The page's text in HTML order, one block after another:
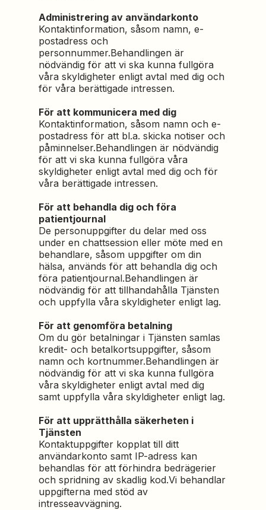
Administrering av användarkonto
Kontaktinformation, såsom namn, e-
postadress och
personnummer.Behandlingen är
nödvändig för att vi ska kunna fullgöra
våra skyldigheter enligt avtal med dig och
för våra berättigade intressen.
För att kommunicera med dig
Kontaktinformation, såsom namn och e-
postadress för att bl.a. skicka notiser och
påminnelser.Behandlingen är nödvändig
för att vi ska kunna fullgöra våra
skyldigheter enligt avtal med dig och för
våra berättigade intressen.
För att behandla dig och föra
patientjournal
De personuppgifter du delar med oss
under en chattsession eller möte med en
behandlare, såsom uppgifter om din
hälsa, används för att behandla dig och
föra patientjournal.Behandlingen är
nödvändig för att tillhandahålla Tjänsten
och uppfylla våra skyldigheter enligt lag.
För att genomföra betalning
Om du gör betalningar i Tjänsten samlas
kredit- och betalkortsuppgifter, såsom
namn och kortnummer.Behandlingen är
nödvändig för att vi ska kunna fullgöra
våra skyldigheter enligt avtal med dig
samt uppfylla våra skyldigheter enligt lag.
För att upprätthålla säkerheten i
Tjänsten
Kontaktuppgifter kopplat till ditt
användarkonto samt IP-adress kan
behandlas för att förhindra bedrägerier
och spridning av skadlig kod.Vi behandlar
uppgifterna med stöd av
intresseavvägning.